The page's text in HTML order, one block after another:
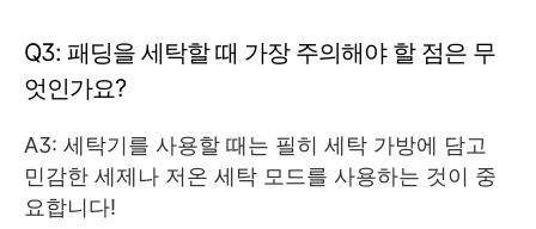
Q3: 패딩을 세탁할 때 가장 주의해야 할 점은 무
엇인가요?
A3: 세탁기를 사용할 때는 필히 세탁 가방에 담고
민감한 세제나 저온 세탁 모드를 사용하는 것이 중
요합니다!